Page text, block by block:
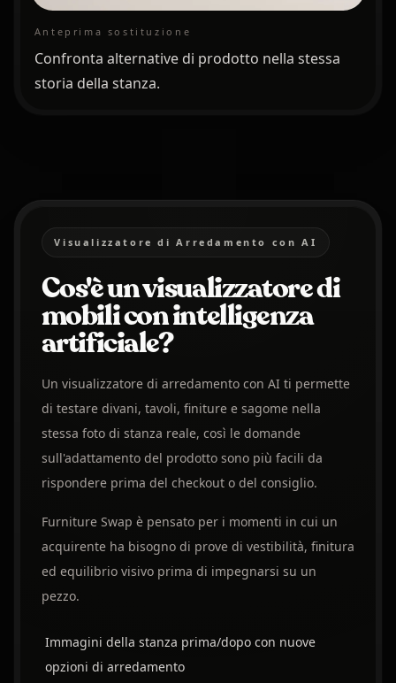
Anteprima sostituzione
Confronta alternative di prodotto nella stessa
storia della stanza.
Visualizzatore di Arredamento con AI
Cos'è un visualizzatore di
mobili con intelligenza
artificiale?
Un visualizzatore di arredamento con AI ti permette
di testare divani, tavoli, finiture e sagome nella
stessa foto di stanza reale, così le domande
sull'adattamento del prodotto sono più facili da
rispondere prima del checkout o del consiglio.
Furniture Swap è pensato per i momenti in cui un
acquirente ha bisogno di prove di vestibilità, finitura
ed equilibrio visivo prima di impegnarsi su un
pezzo.
Immagini della stanza prima/dopo con nuove
opzioni di arredamento